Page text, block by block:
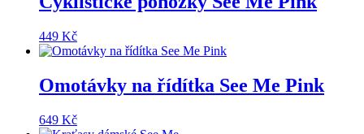
449 Kč
Omotávky na řídítka See Me Pink
649 Kč